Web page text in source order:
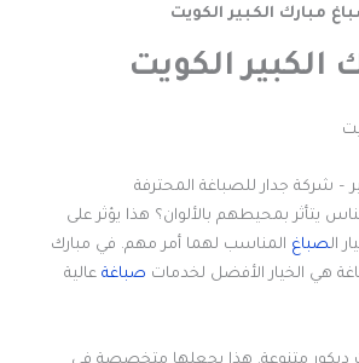
مبارك الكبير الكويت
الكبير الكويت
– شركة جدار للصباغة المحترفة
85% من الناس يتأثر بمحيطهم بالألوان؟ هذا يؤثر على
الصباغ المناسب لهما أمر مهم. في مبارك
هي الخيار الأفضل لخدمات صباغة عالية